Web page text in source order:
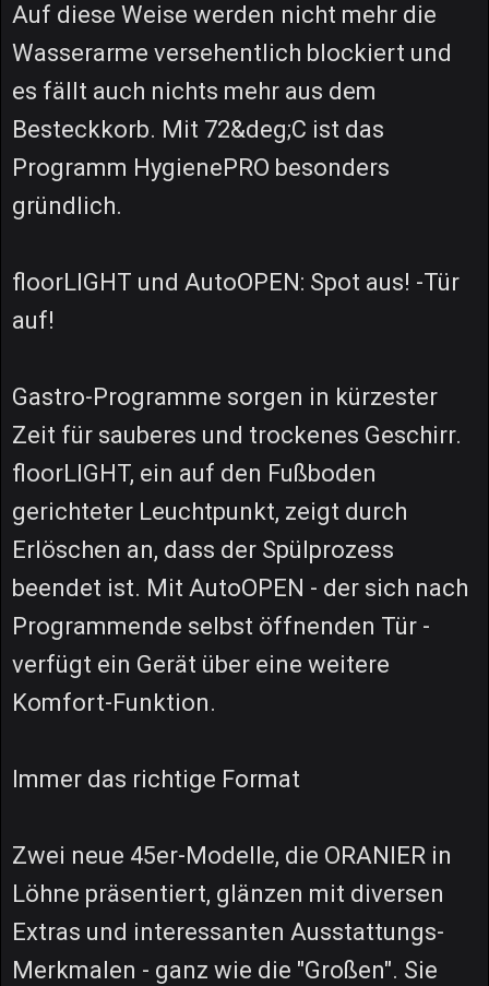
Auf diese Weise werden nicht mehr die
Wasserarme versehentlich blockiert und
es fällt auch nichts mehr aus dem
Besteckkorb. Mit 72&deg;C ist das
Programm HygienePRO besonders
gründlich.
floorLIGHT und AutoOPEN: Spot aus! -Tür
auf!
Gastro-Programme sorgen in kürzester
Zeit für sauberes und trockenes Geschirr.
floorLIGHT, ein auf den Fußboden
gerichteter Leuchtpunkt, zeigt durch
Erlöschen an, dass der Spülprozess
beendet ist. Mit AutoOPEN - der sich nach
Programmende selbst öffnenden Tür -
verfügt ein Gerät über eine weitere
Komfort-Funktion.
Immer das richtige Format
Zwei neue 45er-Modelle, die ORANIER in
Löhne präsentiert, glänzen mit diversen
Extras und interessanten Ausstattungs-
Merkmalen - ganz wie die "Großen". Sie